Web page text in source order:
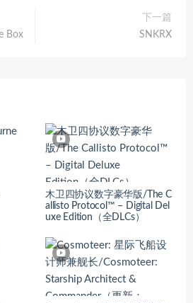
Box
下一篇
SNKRX
木卫四协议数字豪华版/The C
allisto Protocol™ – Digital Del
uxe Edition（全DLCs）